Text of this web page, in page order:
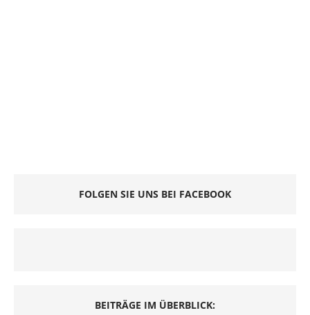
FOLGEN SIE UNS BEI FACEBOOK
BEITRÄGE IM ÜBERBLICK: